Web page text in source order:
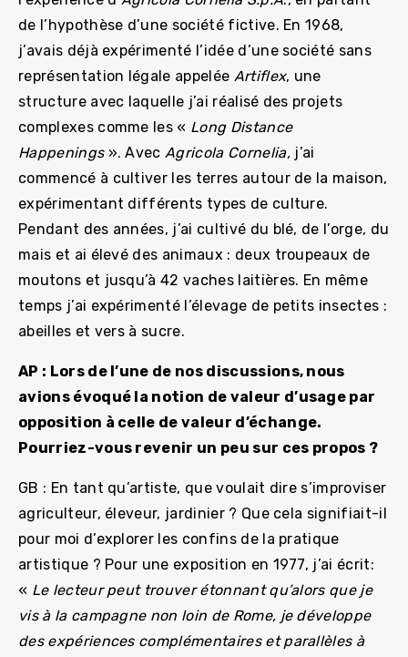
de l’hypothèse d’une société fictive. En 1968,
j’avais déjà expérimenté l’idée d’une société sans
représentation légale appelée Artiflex, une
structure avec laquelle j’ai réalisé des projets
complexes comme les « Long Distance
Happenings». AvecAgricola Cornelia, j’ai
commencé à cultiver les terres autour de la maison,
expérimentant différents types de culture.
Pendant des années, j’ai cultivé du blé, de l’orge, du
mais et ai élevé des animaux : deux troupeaux de
moutons et jusqu’à 42 vaches laitières. En même
temps j’ai expérimenté l’élevage de petits insectes :
abeilles et vers à sucre.
AP : Lors de l’une de nos discussions, nous
avions évoqué la notion de valeur d’usage par
opposition à celle de valeur d’échange.
Pourriez-vous revenir un peu sur ces propos ?
GB : En tant qu’artiste, que voulait dire s’improviser
agriculteur, éleveur, jardinier ? Que cela signifiait-il
pour moi d’explorer les confins de la pratique
artistique ? Pour une exposition en 1977, j’ai écrit:
« Le lecteur peut trouver étonnant qu’alors que je
vis à la campagne non loin de Rome, je développe
des expériences complémentaires et parallèles à